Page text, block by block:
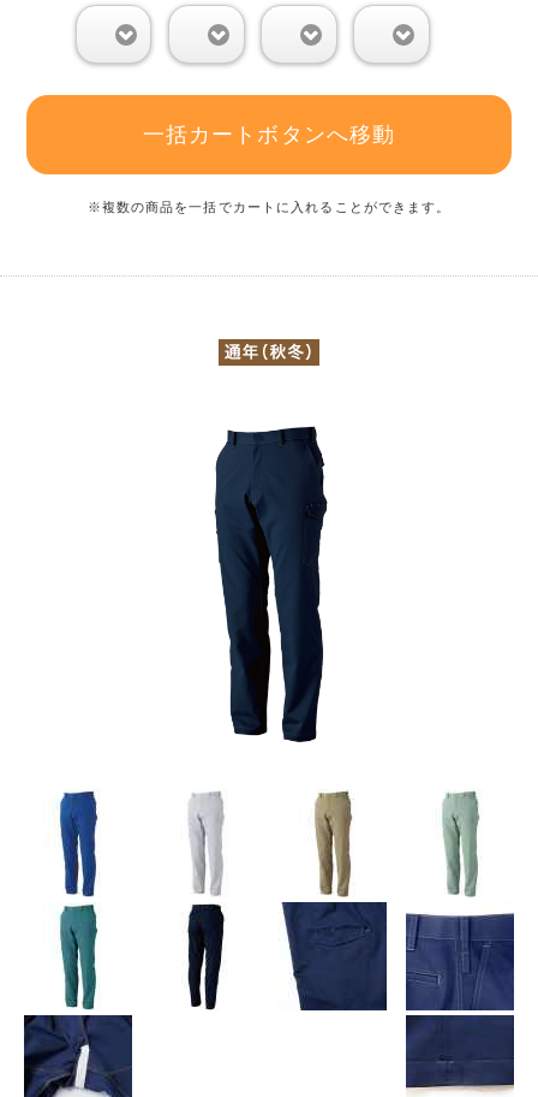
一括カートボタンへ移動
※複数の商品を一括でカートに入れることができます。